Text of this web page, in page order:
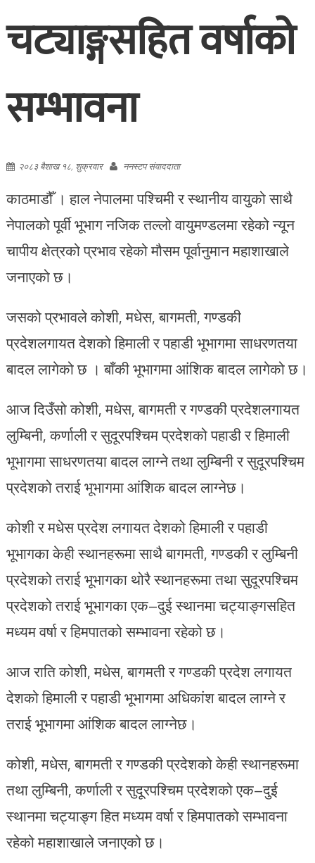
चट्याङ्गसहित वर्षाको
सम्भावना
२०८३ बैशाख १८, शुक्रवार ननस्टप संवाददाता
काठमाडौँ । हाल नेपालमा पश्चिमी र स्थानीय वायुको साथै
नेपालको पूर्वी भूभाग नजिक तल्लो वायुमण्डलमा रहेको न्यून
चापीय क्षेत्रको प्रभाव रहेको मौसम पूर्वानुमान महाशाखाले
जनाएको छ।
जसको प्रभावले कोशी, मधेस, बागमती, गण्डकी
प्रदेशलगायत देशको हिमाली र पहाडी भूभागमा साधरणतया
बादल लागेको छ । बाँकी भूभागमा आंशिक बादल लागेको छ।
आज दिउँसो कोशी, मधेस, बागमती र गण्डकी प्रदेशलगायत
लुम्बिनी, कर्णाली र सुदूरपश्चिम प्रदेशको पहाडी र हिमाली
भूभागमा साधरणतया बादल लाग्ने तथा लुम्बिनी र सुदूरपश्चिम
प्रदेशको तराई भूभागमा आंशिक बादल लाग्नेछ।
कोशी र मधेस प्रदेश लगायत देशको हिमाली र पहाडी
भूभागका केही स्थानहरूमा साथै बागमती, गण्डकी र लुम्बिनी
प्रदेशको तराई भूभागका थोरै स्थानहरूमा तथा सुदूरपश्चिम
प्रदेशको तराई भूभागका एक–दुई स्थानमा चट्याङ्गसहित
मध्यम वर्षा र हिमपातको सम्भावना रहेको छ।
आज राति कोशी, मधेस, बागमती र गण्डकी प्रदेश लगायत
देशको हिमाली र पहाडी भूभागमा अधिकांश बादल लाग्ने र
तराई भूभागमा आंशिक बादल लाग्नेछ।
कोशी, मधेस, बागमती र गण्डकी प्रदेशको केही स्थानहरूमा
तथा लुम्बिनी, कर्णाली र सुदूरपश्चिम प्रदेशको एक–दुई
स्थानमा चट्याङ्ग हित मध्यम वर्षा र हिमपातको सम्भावना
रहेको महाशाखाले जनाएको छ।